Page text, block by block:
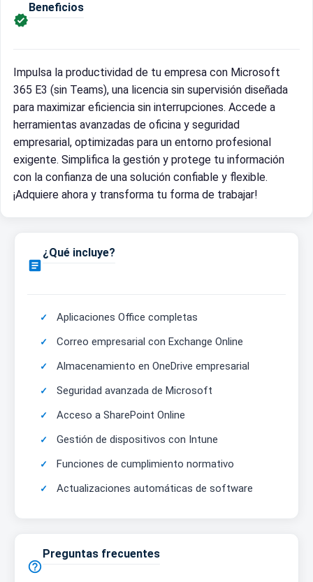

Beneficios
Impulsa la productividad de tu empresa con Microsoft
365 E3 (sin Teams), una licencia sin supervisión diseñada
para maximizar eficiencia sin interrupciones. Accede a
herramientas avanzadas de oficina y seguridad
empresarial, optimizadas para un entorno profesional
exigente. Simplifica la gestión y protege tu información
con la confianza de una solución confiable y flexible.
¡Adquiere ahora y transforma tu forma de trabajar!

¿Qué incluye?
Aplicaciones Office completas
Correo empresarial con Exchange Online
Almacenamiento en OneDrive empresarial
Seguridad avanzada de Microsoft
Acceso a SharePoint Online
Gestión de dispositivos con Intune
Funciones de cumplimiento normativo
Actualizaciones automáticas de software

Preguntas frecuentes